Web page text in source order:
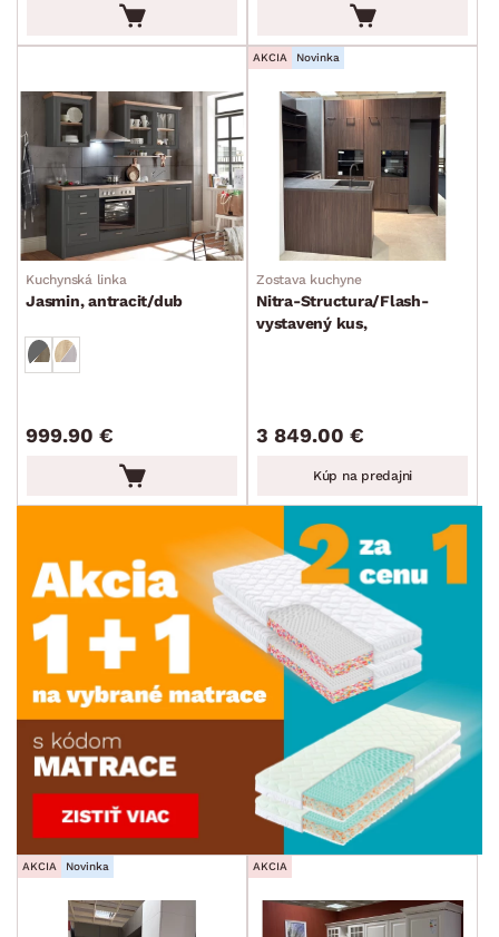
Kuchynská linka
Jasmin, antracit/dub
999.90 €
AKCIA Novinka
Zostava kuchyne
Nitra-Structura/Flash-
vystavený kus,
3 849.00 €
Kúp na predajni
AKCIA Novinka AKCIA